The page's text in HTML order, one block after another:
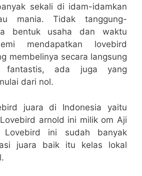
sekali di idam-idamkan
mania. Tidak tanggung-
bentuk usaha dan waktu
mendapatkan lovebird
membelinya secara langsung
fantastis, ada juga yang
dari nol.
juara di Indonesia yaitu
arnold ini milik om Aji
Lovebird ini sudah banyak
juara baik itu kelas lokal